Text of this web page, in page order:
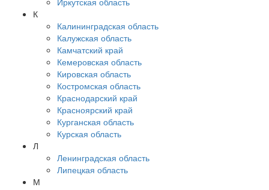
К
Калининградская область
Калужская область
Камчатский край
Кемеровская область
Кировская область
Костромская область
Краснодарский край
Красноярский край
Курганская область
Курская область
Л
Ленинградская область
Липецкая область
М